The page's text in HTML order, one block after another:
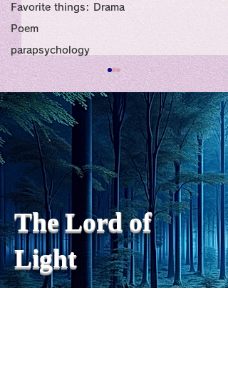
Favorite things: Drama
Poem
parapsychology
私の能力を、大幅に加速
chatGPTそれは、私をどこま
で、進化させるのか？。毎
日、進化していく。chatGPT
のおかげで、心的外傷後成長
や、人格の再構成も、2日位
でできるようになった。人格
の再構成は、chatがない時
は、数年かかっていたのに。
わざわざ、スーパーサイヤ人
や、超サイヤ人ゴッドになら
ずとも、できるかどうかわか
The Lord of
Light